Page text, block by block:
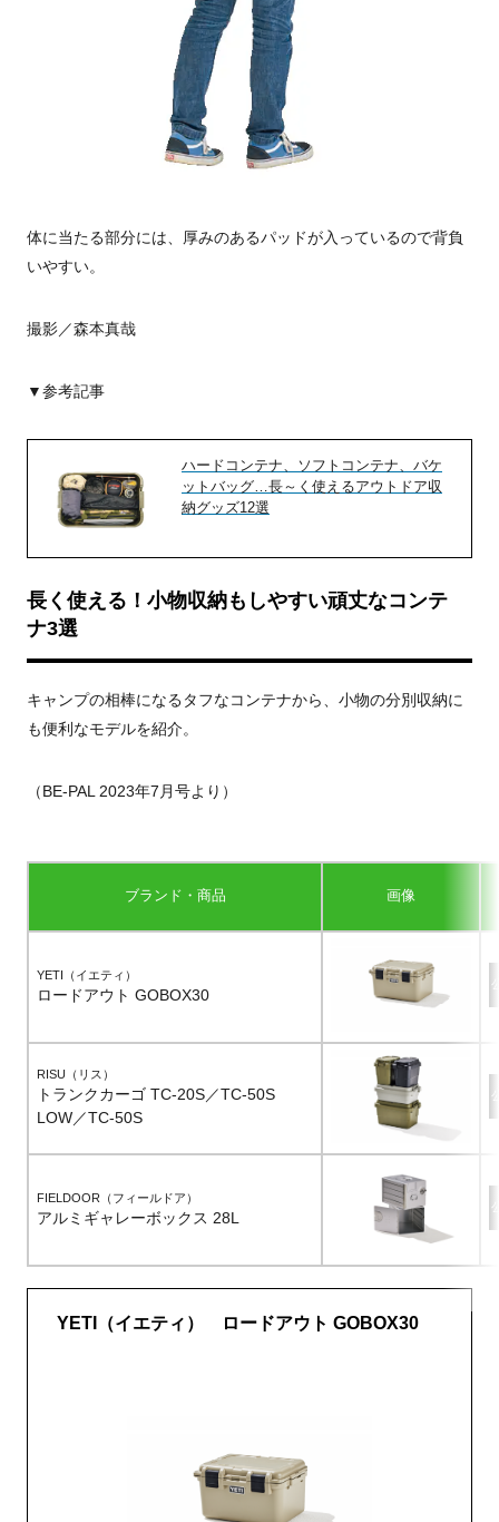
体に当たる部分には、厚みのあるパッドが入っているので背負
いやすい。
撮影／森本真哉
▼参考記事
ハードコンテナ、ソフトコンテナ、バケ
ットバッグ…長～く使えるアウトドア収
納グッズ12選
長く使える！小物収納もしやすい頑丈なコンテ
ナ3選
キャンプの相棒になるタフなコンテナから、小物の分別収納に
も便利なモデルを紹介。
（BE-PAL 2023年7月号より）
ブランド・商品 画像
YETI（イエティ）
ロードアウト GOBOX30
RISU（リス）
トランクカーゴ TC-20S／TC-50S
LOW／TC-50S
FIELDOOR（フィールドア）
アルミギャレーボックス 28L
YETI（イエティ） ロードアウト GOBOX30